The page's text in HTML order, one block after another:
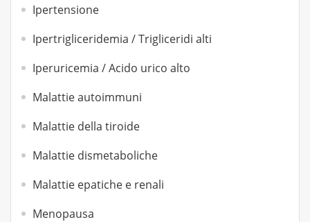
Ipertensione
Ipertrigliceridemia / Trigliceridi alti
Iperuricemia / Acido urico alto
Malattie autoimmuni
Malattie della tiroide
Malattie dismetaboliche
Malattie epatiche e renali
Menopausa